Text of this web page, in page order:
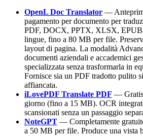
OpenL Doc Translator —
pagamento per documento per
PDF, DOCX, PPTX, XLSX,
lingue, fino a 80 MB per file.
layout di pagina. La modalità
documenti aziendali e accademici
specializzata senza trasformarla in
Fornisce sia un PDF tradotto pulito
affiancata.
iLovePDF Translate PDF — Gratis
giorno (fino a 15 MB). OCR
scansionati senza un passaggio
NoteGPT — Completamente
a 50 MB per file. Produce una vista